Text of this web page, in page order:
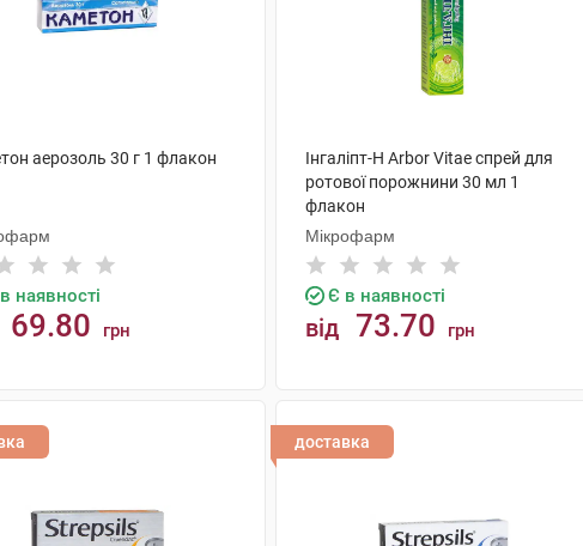
аерозоль 30 г 1 флакон
наявності
69.80 грн
Інгаліпт-Н Arbor Vitae спрей для
ротової порожнини 30 мл 1
флакон
Мікрофарм
Є в наявності
від 73.70 грн
доставка